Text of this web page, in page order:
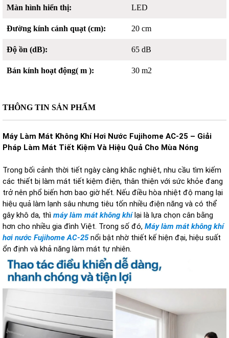
THÔNG TIN SẢN PHẨM
Máy Làm Mát Không Khí Hơi Nước Fujihome AC-25 – Giải
Pháp Làm Mát Tiết Kiệm Và Hiệu Quả Cho Mùa Nóng
Trong bối cảnh thời tiết ngày càng khắc nghiệt, nhu cầu tìm kiếm
các thiết bị làm mát tiết kiệm điện, thân thiện với sức khỏe đang
trở nên phổ biến hơn bao giờ hết. Nếu điều hòa nhiệt độ mang lại
hiệu quả làm lạnh sâu nhưng tiêu tốn nhiều điện năng và có thể
gây khô da, thì máy làm mát không khílại là lựa chọn cân bằng
hơn cho nhiều gia đình Việt. Trong số đó, Máy làm mát không khí
hơi nước Fujihome AC-25nổi bật nhờ thiết kế hiện đại, hiệu suất
ổn định và khả năng làm mát tự nhiên.
Màn hình hiển thị: LED
Đường kính cánh quạt (cm): 20 cm
Độ ồn (dB): 65 dB
Bán kính hoạt động( m ): 30 m2